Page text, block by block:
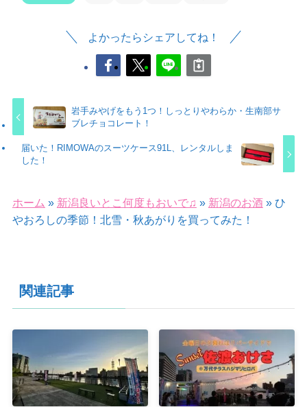
よかったらシェアしてね！
岩手みやげをもう1つ！しっとりやわらか・生南部サ
ブレチョコレート！
届いた！RIMOWAのスーツケース91L、レンタルしま
した！
ホーム » 新潟良いとこ何度もおいで♫ » 新潟のお酒 »ひ
やおろしの季節！北雪・秋あがりを買ってみた！
関連記事